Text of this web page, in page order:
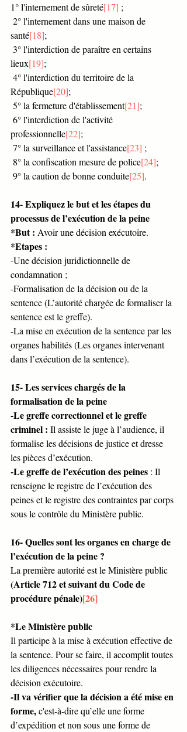
1° l'internement de sûreté[17] ;
santé[18];
lieux[19];
République[20];
5° la fermeture d'établissement[21];
professionnelle[22];
7° la surveillance et l'assistance[23] ;
8° la confiscation mesure de police[24];
9° la caution de bonne conduite[25].
14- Expliquez le but et les étapes du
processus de l’exécution de la peine
*But : Avoir une décision exécutoire.
*Etapes :
-Une décision juridictionnelle de
condamnation ;
-Formalisation de la décision ou de la
sentence (L’autorité chargée de formaliser la
sentence est le greffe).
-La mise en exécution de la sentence par les
organes habilités (Les organes intervenant
dans l’exécution de la sentence).
15- Les services chargés de la
formalisation de la peine
-Le greffe correctionnel et le greffe
criminel : Il assiste le juge à l’audience, il
formalise les décisions de justice et dresse
les pièces d’exécution.
-Le greffe de l’exécution des peines : Il
renseigne le registre de l’exécution des
peines et le registre des contraintes par corps
sous le contrôle du Ministère public.
16- Quelles sont les organes en charge de
l’exécution de la peine ?
La première autorité est le Ministère public
(Article 712 et suivant du Code de
procédure pénale)[26]
*Le Ministère public
Il participe à la mise à exécution effective de
la sentence. Pour se faire, il accomplit toutes
les diligences nécessaires pour rendre la
décision exécutoire.
-Il va vérifier que la décision a été mise en
forme, c'est-à-dire qu’elle une forme
d’expédition et non sous une forme de